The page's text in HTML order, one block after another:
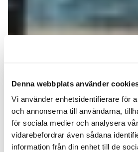
Denna webbplats använder
Vi använder enhetsidentifierare för
och annonserna till användarna,
för sociala medier och analysera
vidarebefordrar även sådana
information från din enhet till de